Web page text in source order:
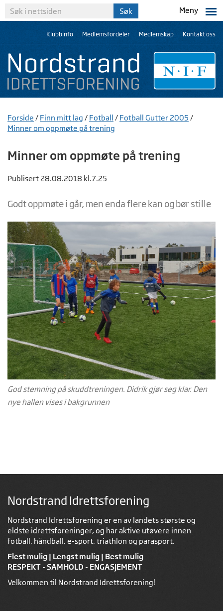
Meny
Klubbinfo Medlemsfordeler Medlemskap Kontakt oss
Forside / Finn mitt lag / Fotball / Fotball Gutter 2005 /
Minner om oppmøte på trening
Minner om oppmøte på trening
Publisert 28.08.2018 kl.7.25
Godt oppmøte i går, men enda flere kan og bør stille
God stemning på skuddtreningen. Didrik gjør seg klar. Den
nye hallen vises i bakgrunnen
Nordstrand Idrettsforening
Nordstrand Idrettsforening er en av landets største og
eldste idrettsforeninger, og har aktive utøvere innen
fotball, håndball, e-sport, triathlon og parasport.
Flest mulig | Lengst mulig | Best mulig
RESPEKT - SAMHOLD - ENGASJEMENT
Velkommen til Nordstrand Idrettsforening!